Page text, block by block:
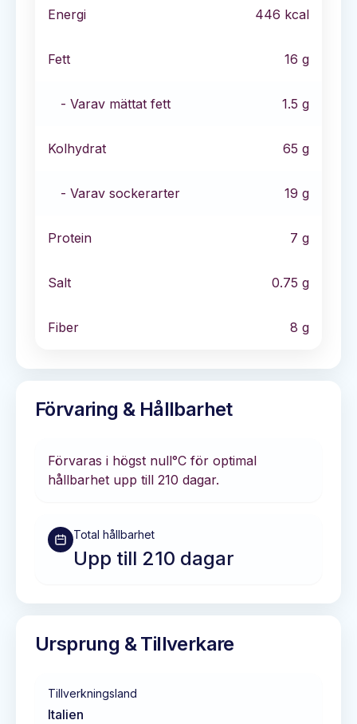
Energi 446 kcal
Fett 16 g
- Varav mättat fett 1.5 g
Kolhydrat 65 g
- Varav sockerarter 19 g
Protein 7 g
Salt 0.75 g
Fiber 8 g
Förvaring & Hållbarhet
Förvaras i högst null°C för optimal
hållbarhet upp till 210 dagar.
Total hållbarhet
Upp till 210 dagar
Ursprung & Tillverkare
Tillverkningsland
Italien